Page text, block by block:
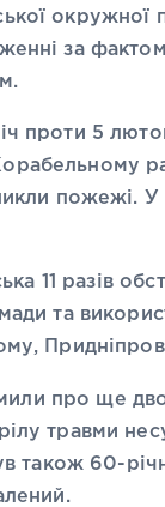
за
проти 5
пожежі.
11 разів
та
про ще
травми
також 60-